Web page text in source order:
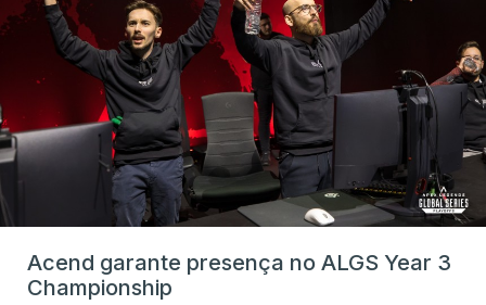
Acend garante presença no ALGS Year 3
Championship